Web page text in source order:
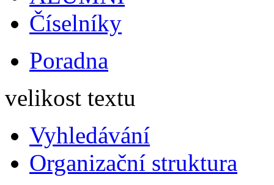
Číselníky
Poradna
velikost textu
Vyhledávání
Organizační struktura